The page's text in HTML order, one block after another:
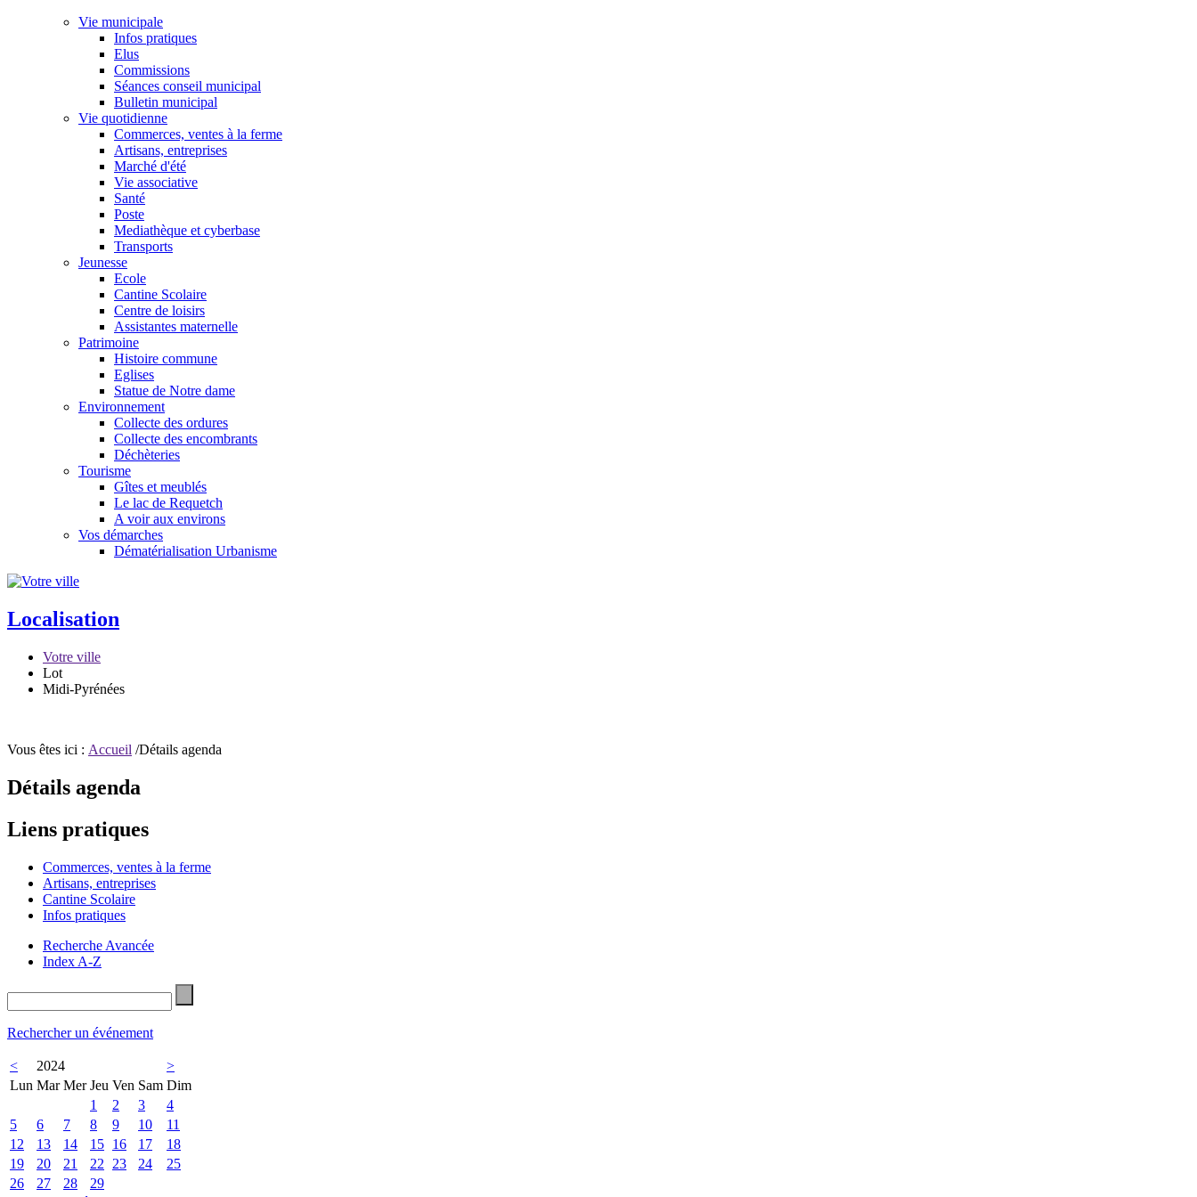
Vie municipale
Infos pratiques
Elus
Commissions
Séances conseil municipal
Bulletin municipal
Vie quotidienne
Commerces, ventes à la ferme
Artisans, entreprises
Marché d'été
Vie associative
Santé
Poste
Mediathèque et cyberbase
Transports
Jeunesse
Ecole
Cantine Scolaire
Centre de loisirs
Assistantes maternelle
Patrimoine
Histoire commune
Eglises
Statue de Notre dame
Environnement
Collecte des ordures
Collecte des encombrants
Déchèteries
Tourisme
Gîtes et meublés
Le lac de Requetch
A voir aux environs
Vos démarches
Dématérialisation Urbanisme
Localisation
Votre ville
Lot
Midi-Pyrénées
Vous êtes ici : Accueil /Détails agenda
Détails agenda
Liens pratiques
Commerces, ventes à la ferme
Artisans, entreprises
Cantine Scolaire
Infos pratiques
Recherche Avancée
Index A-Z
Rechercher un événement
< 2024
>
Lun Mar Mer Jeu Ven Sam Dim
1
2 3
4
5
6 7 8 9 10
11
12
13 14 15 16 17
18
19
20 21 22 23 24
25
26
27 28
29